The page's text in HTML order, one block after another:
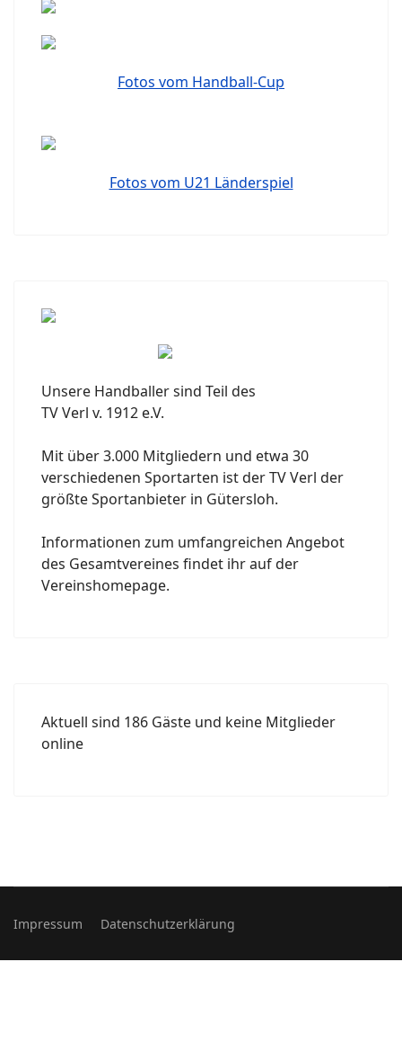
Fotos vom Handball-Cup
Fotos vom U21 Länderspiel
Unsere Handballer sind Teil des
TV Verl v. 1912 e.V.
Mit über 3.000 Mitgliedern und etwa 30
verschiedenen Sportarten ist der TV Verl der
größte Sportanbieter in Gütersloh.
Informationen zum umfangreichen Angebot
des Gesamtvereines findet ihr auf der
Vereinshomepage.
Aktuell sind 186 Gäste und keine Mitglieder
online
Impressum Datenschutzerklärung